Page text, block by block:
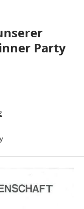
Party